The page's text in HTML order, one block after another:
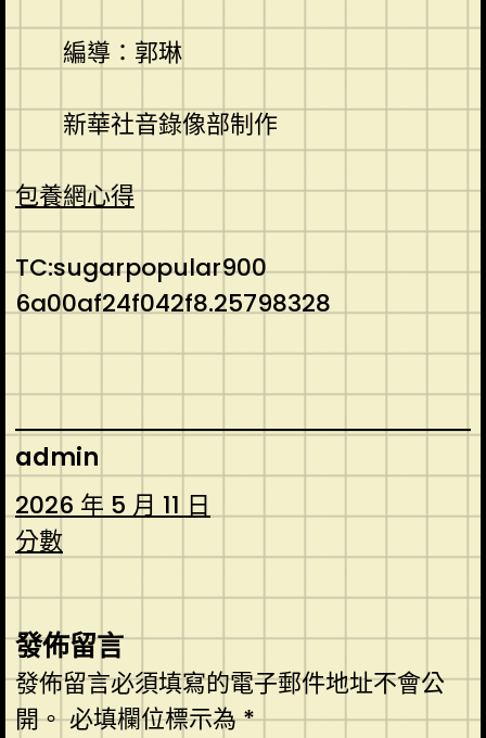
編導：郭琳
新華社音錄像部制作
包養網心得
TC:sugarpopular900
6a00af24f042f8.25798328
admin
2026 年 5 月 11 日
分數
發佈留言
發佈留言必須填寫的電子郵件地址不會公
開。必填欄位標示為*